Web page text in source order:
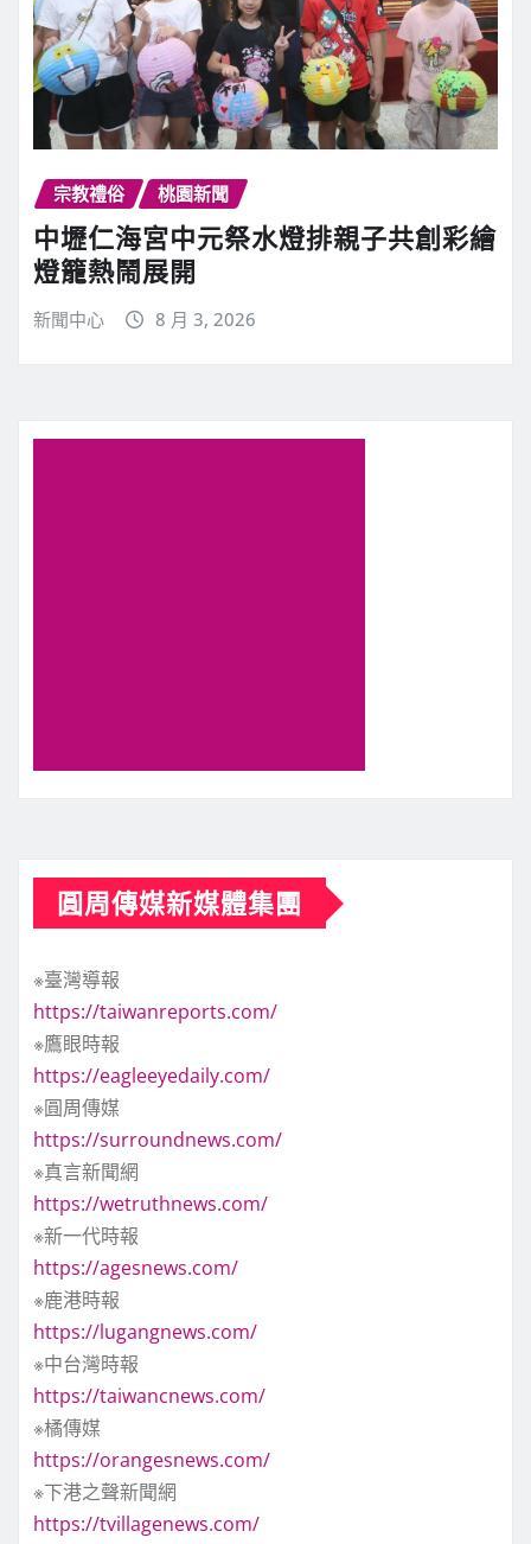
宗教禮俗 桃園新聞
中壢仁海宮中元祭水燈排親子共創彩繪
燈籠熱鬧展開
新聞中心 8 月 3, 2026
圓周傳媒新媒體集團
※臺灣導報
https://taiwanreports.com/
※鷹眼時報
https://eagleeyedaily.com/
※圓周傳媒
https://surroundnews.com/
※真言新聞網
https://wetruthnews.com/
※新一代時報
https://agesnews.com/
※鹿港時報
https://lugangnews.com/
※中台灣時報
https://taiwancnews.com/
※橘傳媒
https://orangesnews.com/
※下港之聲新聞網
https://tvillagenews.com/